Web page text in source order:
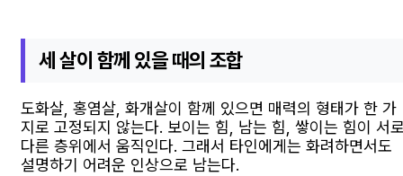
세 살이 함께 있을 때의 조합
도화살, 홍염살, 화개살이 함께 있으면 매력의 형태가 한 가
지로 고정되지 않는다. 보이는 힘, 남는 힘, 쌓이는 힘이 서
다른 층위에서 움직인다. 그래서 타인에게는 화려하면서도
설명하기 어려운 인상으로 남는다.